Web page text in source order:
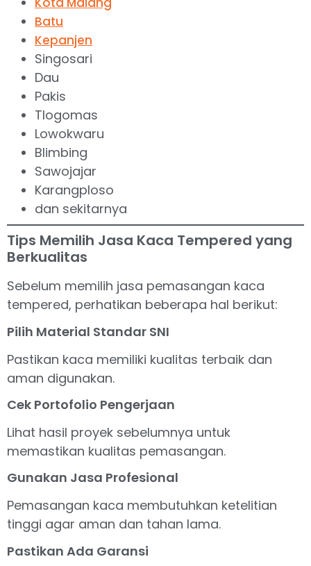
Batu
Kepanjen
Singosari
Dau
Pakis
Tlogomas
Lowokwaru
Blimbing
Sawojajar
Karangploso
dan sekitarnya
Tips Memilih Jasa Kaca Tempered yang
Berkualitas
Sebelum memilih jasa pemasangan kaca
tempered, perhatikan beberapa hal berikut:
Pilih Material Standar SNI
Pastikan kaca memiliki kualitas terbaik dan
aman digunakan.
Cek Portofolio Pengerjaan
Lihat hasil proyek sebelumnya untuk
memastikan kualitas pemasangan.
Gunakan Jasa Profesional
Pemasangan kaca membutuhkan ketelitian
tinggi agar aman dan tahan lama.
Pastikan Ada Garansi